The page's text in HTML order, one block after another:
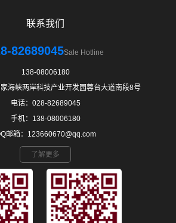
联系我们
82689045Sale Hotline
138-08006180
海峡两岸科技产业开发园蓉台大道南段8号
电话：028-82689045
手机：138-08006180
邮箱：123660670@qq.com
了解更多